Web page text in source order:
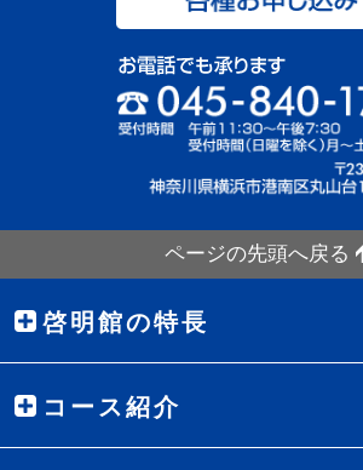
ページの先頭へ戻る
啓明館の特長
コース紹介